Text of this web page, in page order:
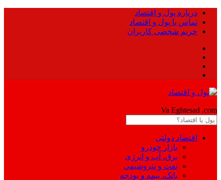
درباره پول و اقتصاد
تماس با پول و اقتصاد
حریم شخصی کاربران
Va Eghtesad .com
اقتصاد دولتی
بازار خودرو
برق، آب و انرژی
نفت و پتروشیمی
بانک، بیمه و بودجه